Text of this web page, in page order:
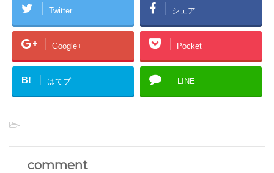
Twitter シェア
Google+ Pocket
B! はてブ LINE
-
comment